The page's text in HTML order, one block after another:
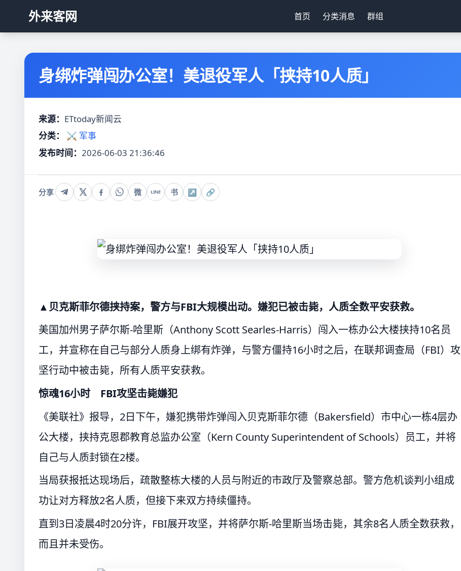
外来客网 首页 分类消息 群组
身绑炸弹闯办公室！美退役军人「挟持10人质」
来源： ETtoday新闻云
分类：
⚔️ 军事
发布时间： 2026-06-03 21:36:46
分享 微 LINE 书 ↗ 🔗
▲贝克斯菲尔德挟持案，警方与FBI大规模出动。嫌犯已被击毙，人质全数平安获救。
美国加州男子萨尔斯-哈里斯（Anthony Scott Searles-Harris）闯入一栋办公大楼挟持10名员
工，并宣称在自己与部分人质身上绑有炸弹，与警方僵持16小时之后，在联邦调查局（FBI）攻
坚行动中被击毙，所有人质平安获救。
惊魂16小时 FBI攻坚击毙嫌犯
《美联社》报导，2日下午，嫌犯携带炸弹闯入贝克斯菲尔德（Bakersfield）市中心一栋4层办
公大楼，挟持克恩郡教育总监办公室（Kern County Superintendent of Schools）员工，并将
自己与人质封锁在2楼。
当局获报抵达现场后，疏散整栋大楼的人员与附近的市政厅及警察总部。警方危机谈判小组成
功让对方释放2名人质，但接下来双方持续僵持。
直到3日凌晨4时20分许，FBI展开攻坚，并将萨尔斯-哈里斯当场击毙，其余8名人质全数获救，
而且并未受伤。